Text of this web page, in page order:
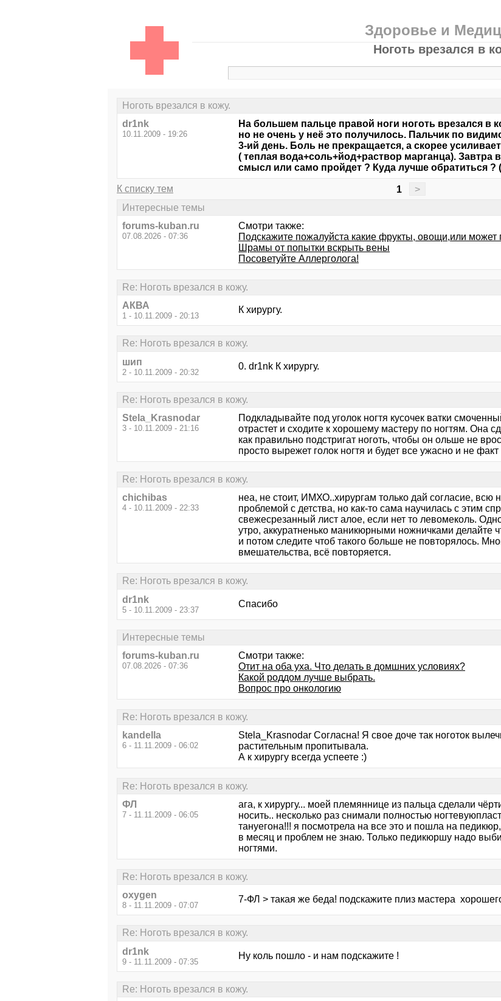
Здоровье и
Ноготь врезался в
Ноготь врезался в кожу.
dr1nk
10.11.2009 - 19:26
На большем пальце правой ноги ноготь врезался в
но не очень у неё это получилось. Пальчик по
3-ий день. Боль не прекращается, а скорее
( теплая вода+соль+йод+раствор марганца). Завтра
смысл или само пройдет ? Куда лучше обратиться ?
К списку тем 1 >
Интересные темы
forums-kuban.ru
07.08.2026 - 07:36
Смотри также:
Подскажите пожалуйста какие фрукты, овощи,или
Шрамы от попытки вскрыть вены
Посоветуйте Аллерголога!
Re: Ноготь врезался в кожу.
АКВА
1 - 10.11.2009 - 20:13
К хирургу.
Re: Ноготь врезался в кожу.
шип
2 - 10.11.2009 - 20:32
0. dr1nk К хирургу.
Re: Ноготь врезался в кожу.
Stela_Krasnodar
3 - 10.11.2009 - 21:16
Подкладывайте под уголок ногтя кусочек ватки
отрастет и сходите к хорошему мастеру по ногтям. Она
как правильно подстригат ноготь, чтобы он ольше не
просто вырежет голок ногтя и будет все ужасно и не
Re: Ноготь врезался в кожу.
chichibas
4 - 10.11.2009 - 22:33
неа, не стоит, ИМХО..хирургам только дай согласие, всю
проблемой с детства, но как-то сама научилась с этим
свежесрезанный лист алое, если нет то левомеколь.
утро, аккуратненько маникюрными ножничками делайте
и потом следите чтоб такого больше не повторялось.
вмешательства, всё повторяется.
Re: Ноготь врезался в кожу.
dr1nk
5 - 10.11.2009 - 23:37
Спасибо
Интересные темы
forums-kuban.ru
07.08.2026 - 07:36
Смотри также:
Отит на оба уха. Что делать в домшних условиях?
Какой роддом лучше выбрать.
Вопрос про онкологию
Re: Ноготь врезался в кожу.
kandella
6 - 11.11.2009 - 06:02
Stela_Krasnodar Согласна! Я свое доче так ноготок
растительным пропитывала.
А к хирургу всегда успеете :)
Re: Ноготь врезался в кожу.
ФЛ
7 - 11.11.2009 - 06:05
ага, к хирургу... моей племяннице из пальца сделали
носить.. несколько раз снимали полностью
тануегона!!! я посмотрела на все это и пошла на
в месяц и проблем не знаю. Только педикюршу надо
ногтями.
Re: Ноготь врезался в кожу.
oxygen
8 - 11.11.2009 - 07:07
7-ФЛ > такая же беда! подскажите плиз мастера
Re: Ноготь врезался в кожу.
dr1nk
9 - 11.11.2009 - 07:35
Ну коль пошло - и нам подскажите !
Re: Ноготь врезался в кожу.